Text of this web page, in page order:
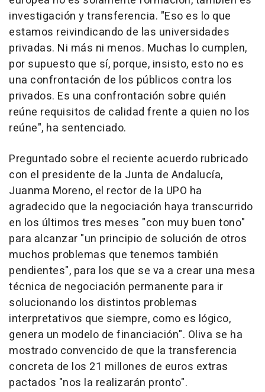
investigación y transferencia. "Eso es lo que
estamos reivindicando de las universidades
privadas. Ni más ni menos. Muchas lo cumplen,
por supuesto que sí, porque, insisto, esto no es
una confrontación de los públicos contra los
privados. Es una confrontación sobre quién
reúne requisitos de calidad frente a quien no los
reúne", ha sentenciado.
Preguntado sobre el reciente acuerdo rubricado
con el presidente de la Junta de Andalucía,
Juanma Moreno, el rector de la UPO ha
agradecido que la negociación haya transcurrido
en los últimos tres meses "con muy buen tono"
para alcanzar "un principio de solución de otros
muchos problemas que tenemos también
pendientes", para los que se va a crear una mesa
técnica de negociación permanente para ir
solucionando los distintos problemas
interpretativos que siempre, como es lógico,
genera un modelo de financiación". Oliva se ha
mostrado convencido de que la transferencia
concreta de los 21 millones de euros extras
pactados "nos la realizarán pronto".